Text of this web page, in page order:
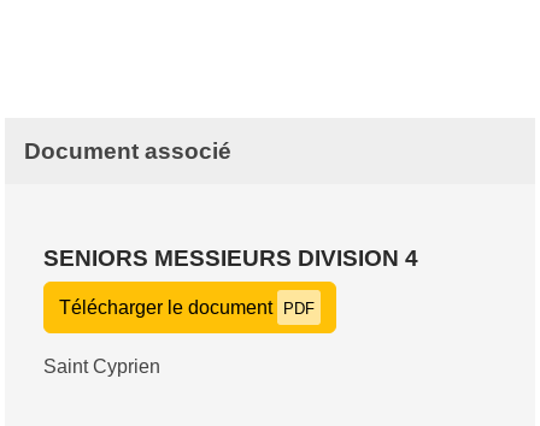
Document associé
SENIORS MESSIEURS DIVISION 4
Télécharger le document PDF
Saint Cyprien